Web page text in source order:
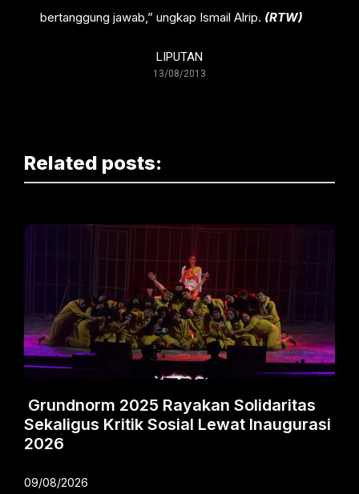
bertanggung jawab,” ungkap Ismail Alrip. (RTW)
LIPUTAN
13/08/2013
Related posts:
Grundnorm 2025 Rayakan Solidaritas
Sekaligus Kritik Sosial Lewat Inaugurasi
2026
09/08/2026